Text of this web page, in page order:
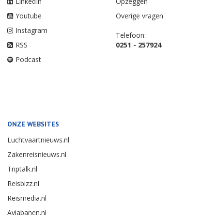
Youtube
Instagram
RSS
Podcast
Overige vragen
Telefoon:
0251 - 257924
ONZE WEBSITES
Luchtvaartnieuws.nl
Zakenreisnieuws.nl
Triptalk.nl
Reisbizz.nl
Reismedia.nl
Aviabanen.nl